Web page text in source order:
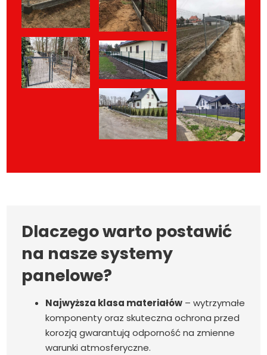
Dlaczego warto postawić
na nasze systemy
panelowe?
Najwyższa klasa materiałów – wytrzymałe
komponenty oraz skuteczna ochrona przed
korozją gwarantują odporność na zmienne
warunki atmosferyczne.